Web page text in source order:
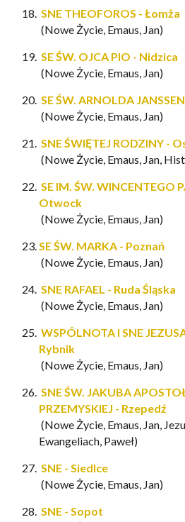
SNE THEOFOROS - Łomża
(Nowe Życie, Emaus, Jan)
SE ŚW. OJCA PIO - Nidzica
(Nowe Życie, Emaus, Jan)
SE ŚW. ARNOLDA
(Nowe Życie, Emaus, Jan)
SNE ŚWIĘTEJ RODZINY -
(Nowe Życie, Emaus, Jan,
SE IM. ŚW. WINCENTEGO
Otwock
(Nowe Życie, Emaus, Jan)
SE ŚW. MARKA - Poznań
(Nowe Życie, Emaus, Jan)
SNE RAFAEL - Ruda Śląska
(Nowe Życie, Emaus, Jan)
WSPÓLNOTA I SNE
Rybnik
(Nowe Życie, Emaus, Jan)
SNE ŚW. JAKUBA
PRZEMYSKIEJ - Rzepedź
(Nowe Życie, Emaus, Jan,
Ewangeliach , Paweł)
SNE - Siedlce
(Nowe Życie, Emaus, Jan)
SNE - Sopot